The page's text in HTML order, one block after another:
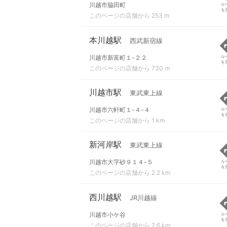
川越市脇田町
このページの店舗から 253 m
ル
を
本川越駅 西武新宿線
川越市新富町１-２２
このページの店舗から 730 m
ル
を
川越市駅 東武東上線
川越市六軒町１-４-４
このページの店舗から 1 km
ル
を
新河岸駅 東武東上線
川越市大字砂９１４-５
このページの店舗から 2.2 km
ル
を
西川越駅 JR川越線
川越市小ケ谷
このページの店舗から 2.6 km
ル
を